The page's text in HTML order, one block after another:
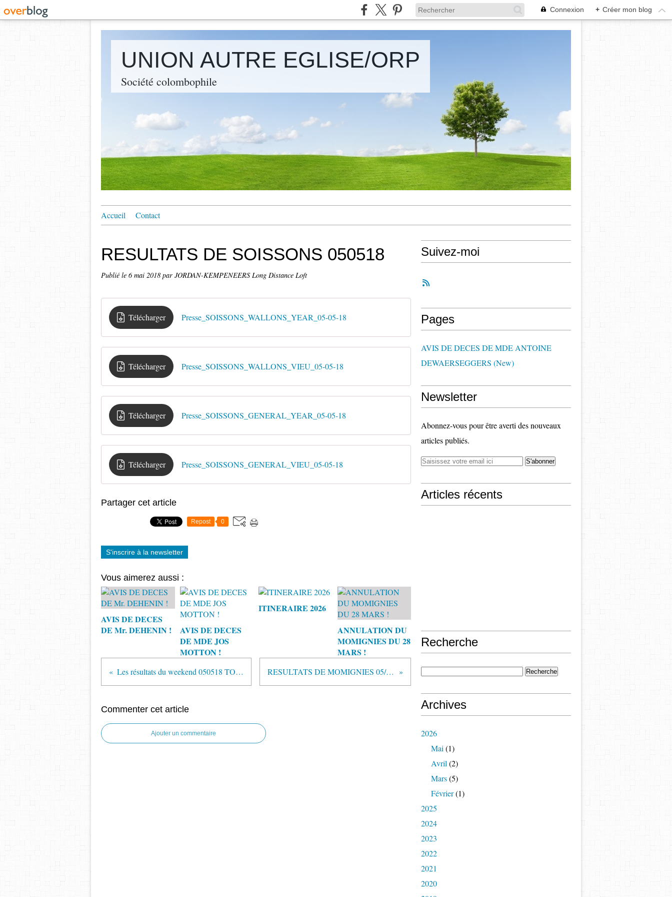
Connexion + Créer mon blog
UNION AUTRE EGLISE/ORP
Société colombophile
Accueil Contact
RESULTATS DE SOISSONS 050518
Publié le 6 mai 2018 par JORDAN-KEMPENEERS Long Distance Loft
Télécharger Presse_SOISSONS_WALLONS_YEAR_05-05-18
Télécharger Presse_SOISSONS_WALLONS_VIEU_05-05-18
Télécharger Presse_SOISSONS_GENERAL_YEAR_05-05-18
Télécharger Presse_SOISSONS_GENERAL_VIEU_05-05-18
Partager cet article
Repost 0
S'inscrire à la newsletter
Vous aimerez aussi :
AVIS DE DECES
DE Mr. DEHENIN !
AVIS DE DECES
DE MDE JOS
MOTTON !
ITINERAIRE 2026
ANNULATION DU
MOMIGNIES DU 28
MARS !
Les résultats du weekend 050518 TOURY RESULTATS DE MOMIGNIES 05/05/18
Commenter cet article
Ajouter un commentaire
Suivez-moi
Pages
AVIS DE DECES DE MDE ANTOINE
DEWAERSEGGERS (New)
Newsletter
Abonnez-vous pour être averti des nouveaux
articles publiés.
Articles récents
Recherche
Archives
2026
Mai (1)
Avril (2)
Mars(5)
Février(1)
2025
2024
2023
2022
2021
2020